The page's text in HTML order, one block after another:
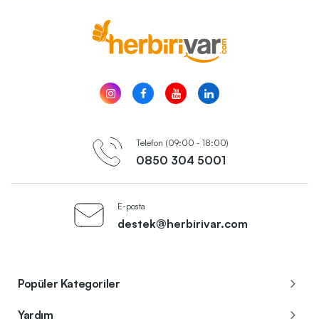
Telefon (09:00 - 18:00)
0850 304 5001
E-posta
destek@herbirivar.com
Popüler Kategoriler
Yardım